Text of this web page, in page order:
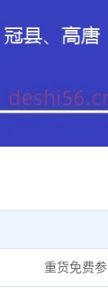
重货免费